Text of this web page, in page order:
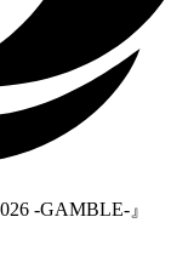
-GAMBLE-』